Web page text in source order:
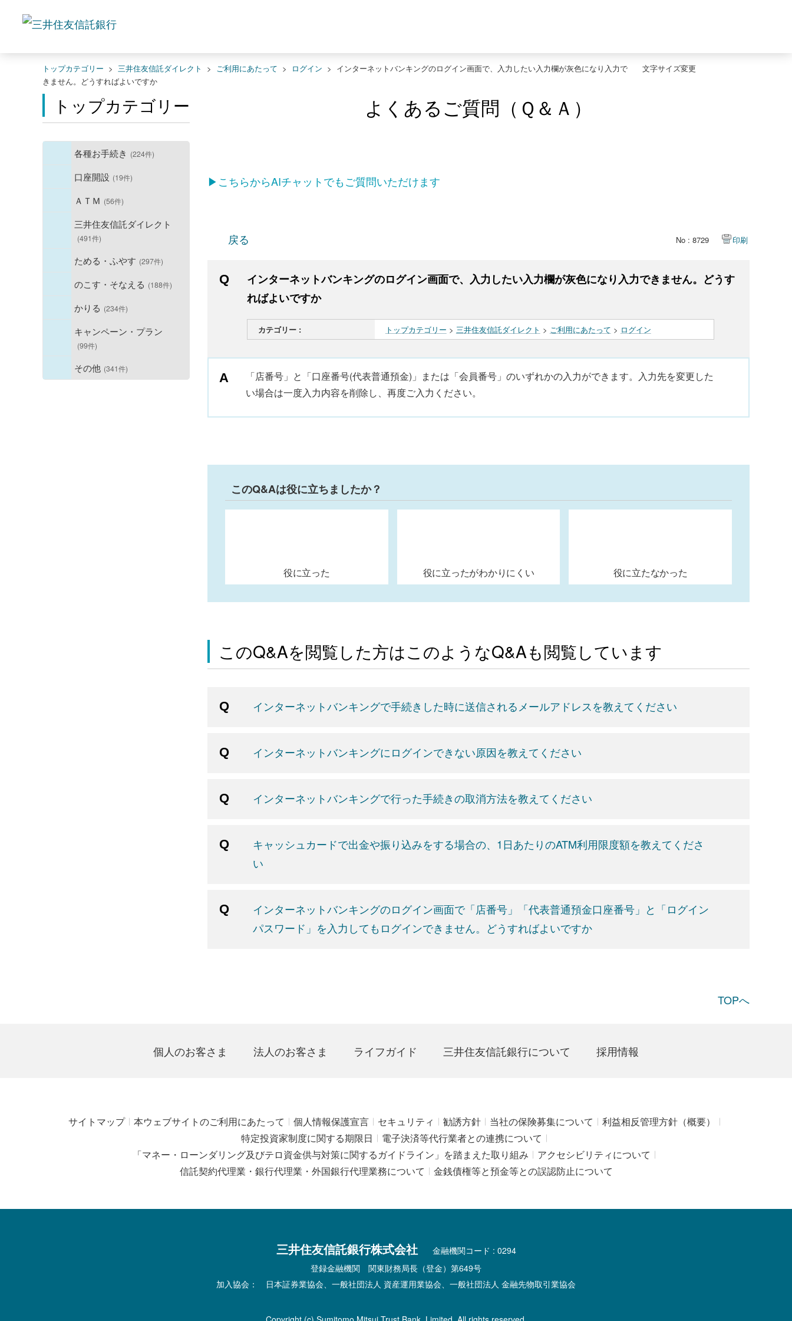
文字サイズ変更
トップカテゴリー > 三井住友信託ダイレクト > ご利用にあたって > ログイン > インターネットバンキングのログイン画面で、入力したい入力欄が灰色になり入力で
きません。どうすればよいですか
トップカテゴリー
各種お手続き (224件)
口座開設 (19件)
ＡＴＭ (56件)
三井住友信託ダイレクト
(491件)
ためる・ふやす (297件)
のこす・そなえる (188件)
かりる (234件)
キャンペーン・プラン
(99件)
その他 (341件)
よくあるご質問（Ｑ＆Ａ）
▶こちらからAIチャットでもご質問いただけます
戻る No : 8729 印刷
インターネットバンキングのログイン画面で、入力したい入力欄が灰色になり入力できません。どうす
ればよいですか
カテゴリー : トップカテゴリー > 三井住友信託ダイレクト > ご利用にあたって > ログイン
「店番号」と「口座番号(代表普通預金)」または「会員番号」のいずれかの入力ができます。入力先を変更した
い場合は一度入力内容を削除し、再度ご入力ください。
このQ&Aは役に立ちましたか？
役に立った 役に立ったがわかりにくい 役に立たなかった
このQ&Aを閲覧した方はこのようなQ&Aも閲覧しています
インターネットバンキングで手続きした時に送信されるメールアドレスを教えてください
インターネットバンキングにログインできない原因を教えてください
インターネットバンキングで行った手続きの取消方法を教えてください
キャッシュカードで出金や振り込みをする場合の、1日あたりのATM利用限度額を教えてくださ
い
インターネットバンキングのログイン画面で「店番号」「代表普通預金口座番号」と「ログイン
パスワード」を入力してもログインできません。どうすればよいですか
TOPへ
個人のお客さま 法人のお客さま ライフガイド 三井住友信託銀行について 採用情報
サイトマップ 本ウェブサイトのご利用にあたって 個人情報保護宣言 セキュリティ 勧誘方針 当社の保険募集について
利益相反管理方針（概要）
特定投資家制度に関する期限日
電子決済等代行業者との連携について
「マネー・ローンダリング及びテロ資金供与対策に関するガイドライン」を踏まえた取り組み
アクセシビリティについて
信託契約代理業・銀行代理業・外国銀行代理業務について
金銭債権等と預金等との誤認防止について
三井住友信託銀行株式会社
金融機関コード : 0294
登録金融機関 関東財務局長（登金）第649号
加入協会： 日本証券業協会、一般社団法人 資産運用業協会、一般社団法人 金融先物取引業協会